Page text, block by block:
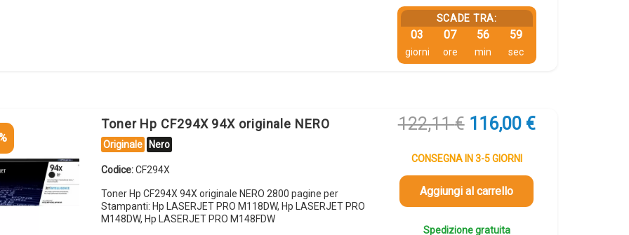
SCADE TRA:
03
giorni
07
ore
56
min
58
sec
Toner Hp CF294X 94X originale NERO
Originale Nero
Codice:CF294X
Toner Hp CF294X 94X originale NERO 2800 pagine per
Stampanti: Hp LASERJET PRO M118DW, Hp LASERJET PRO
M148DW, Hp LASERJET PRO M148FDW
122,11€ Il
prezzo
originale
era:
122,11 €.
116,00 €Il
CONSEGNA IN 3-5 GIORNI
Aggiungi al carrello
Spedizione gratuita